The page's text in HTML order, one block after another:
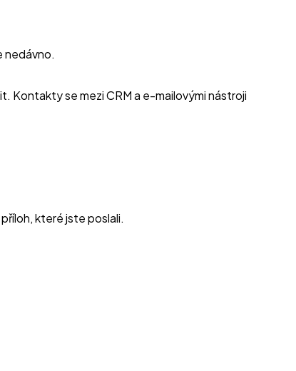
nedávno.
Kontakty se mezi CRM a e-mailovými nástroji
které jste poslali.